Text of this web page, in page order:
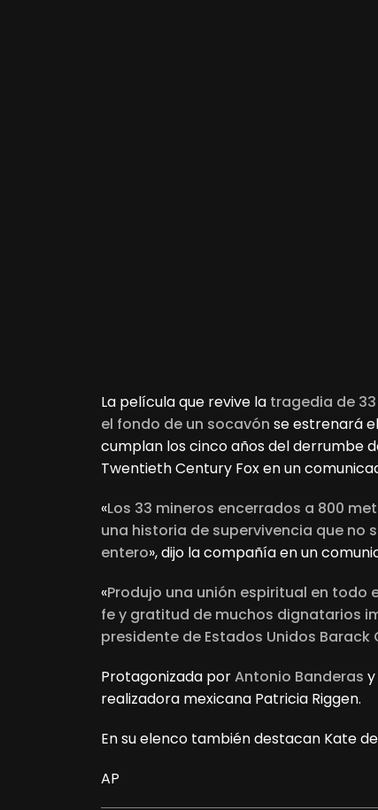
La película que revive la tragedia de
el fondo de un socavón se estrenará
cumplan los cinco años del derrumbe
Twentieth Century Fox en un
«Los 33 mineros encerrados a 800
una historia de supervivencia que no
entero», dijo la compañía en un
«Produjo una unión espiritual en
fe y gratitud de muchos dignatarios
presidente de Estados Unidos Barack
Protagonizada porAntonio Banderas y
realizadora mexicana Patricia Riggen.
En su elenco también destacan Kate
AP